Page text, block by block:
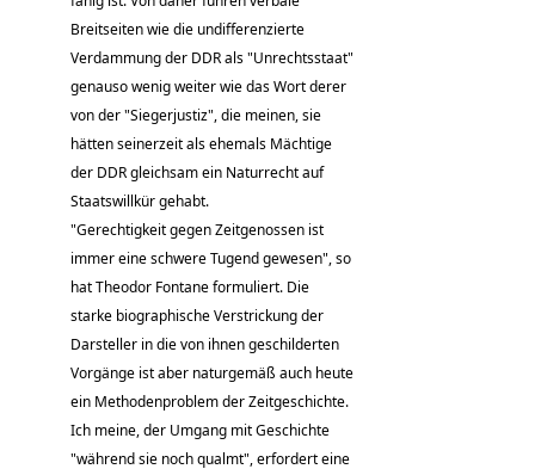
Breitseiten wie die undifferenzierte
Verdammung der DDR als "Unrechtsstaat"
genauso wenig weiter wie das Wort derer
von der "Siegerjustiz", die meinen, sie
hätten seinerzeit als ehemals Mächtige
der DDR gleichsam ein Naturrecht auf
Staatswillkür gehabt.
"Gerechtigkeit gegen Zeitgenossen ist
immer eine schwere Tugend gewesen", so
hat Theodor Fontane formuliert. Die
starke biographische Verstrickung der
Darsteller in die von ihnen geschilderten
Vorgänge ist aber naturgemäß auch heute
ein Methodenproblem der Zeitgeschichte.
Ich meine, der Umgang mit Geschichte
"während sie noch qualmt", erfordert eine